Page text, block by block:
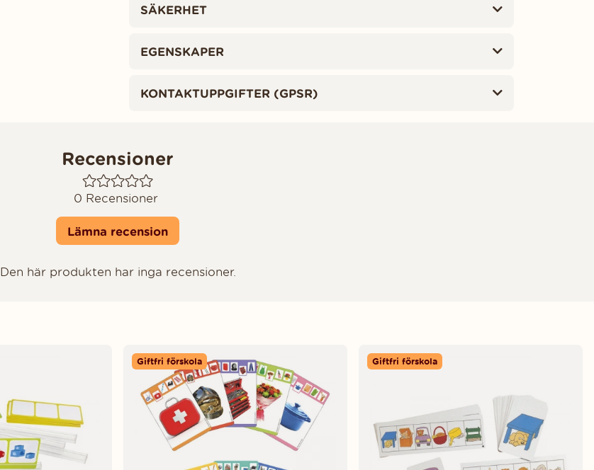
SÄKERHET
EGENSKAPER
KONTAKTUPPGIFTER (GPSR)
Recensioner
0 Recensioner
Lämna recension
Den här produkten har inga recensioner.
Giftfri förskola Giftfri förskola